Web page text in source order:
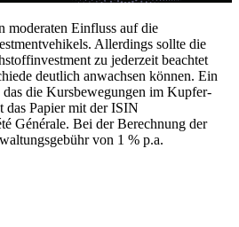
moderaten Einfluss auf die
Allerdings sollte die
zu jederzeit beachtet
deutlich anwachsen können. Ein
die Kursbewegungen im Kupfer-
das Papier mit der ISIN
Générale. Bei der Berechnung der
von 1 % p.a.